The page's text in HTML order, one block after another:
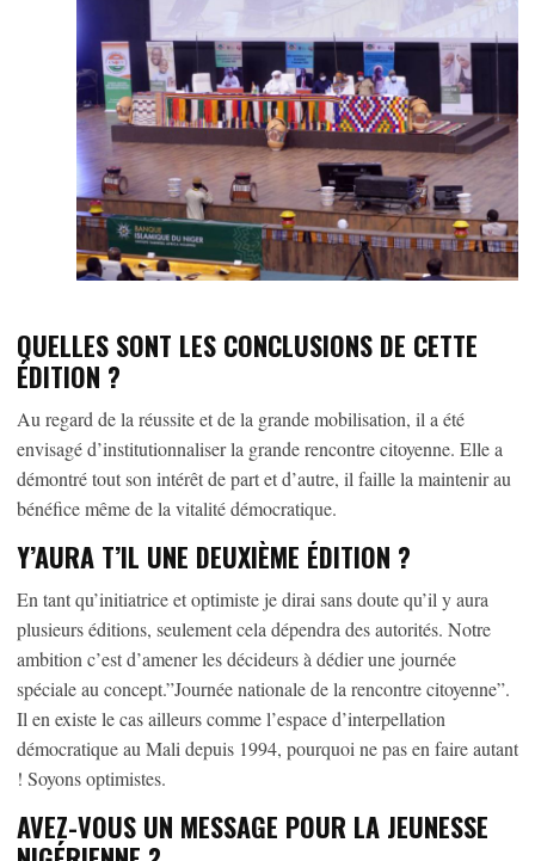
QUELLES SONT LES CONCLUSIONS DE CETTE
ÉDITION ?
Au regard de la réussite et de la grande mobilisation, il a été
envisagé d’institutionnaliser la grande rencontre citoyenne. Elle a
démontré tout son intérêt de part et d’autre, il faille la maintenir au
bénéfice même de la vitalité démocratique.
Y’AURA T’IL UNE DEUXIÈME ÉDITION ?
En tant qu’initiatrice et optimiste je dirai sans doute qu’il y aura
plusieurs éditions, seulement cela dépendra des autorités. Notre
ambition c’est d’amener les décideurs à dédier une journée
spéciale au concept.”Journée nationale de la rencontre citoyenne”.
Il en existe le cas ailleurs comme l’espace d’interpellation
démocratique au Mali depuis 1994, pourquoi ne pas en faire autant
! Soyons optimistes.
AVEZ-VOUS UN MESSAGE POUR LA JEUNESSE